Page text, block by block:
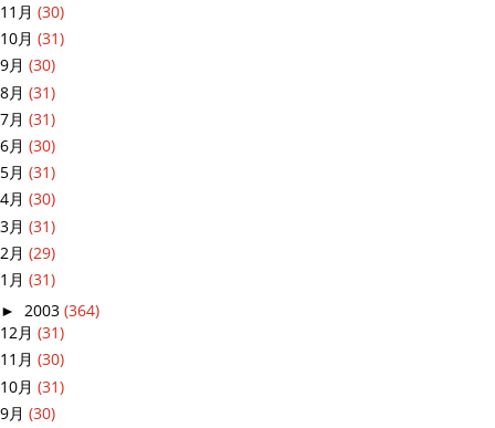
11月 (30)
10月 (31)
9月 (30)
8月 (31)
7月 (31)
6月 (30)
5月 (31)
4月 (30)
3月 (31)
2月 (29)
1月 (31)
► 2003 (364)
12月 (31)
11月 (30)
10月 (31)
9月 (30)